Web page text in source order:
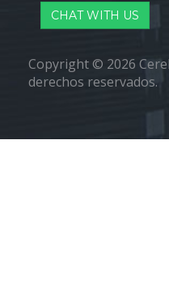
CHAT WITH US
Copyright © 2026
derechos reservados.